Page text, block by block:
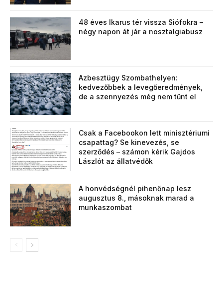
48 éves Ikarus tér vissza Siófokra –
négy napon át jár a nosztalgiabusz
Azbesztügy Szombathelyen:
kedvezőbbek a levegőeredmények,
de a szennyezés még nem tűnt el
Csak a Facebookon lett minisztériumi
csapattag? Se kinevezés, se
szerződés – számon kérik Gajdos
Lászlót az állatvédők
A honvédségnél pihenőnap lesz
augusztus 8., másoknak marad a
munkaszombat